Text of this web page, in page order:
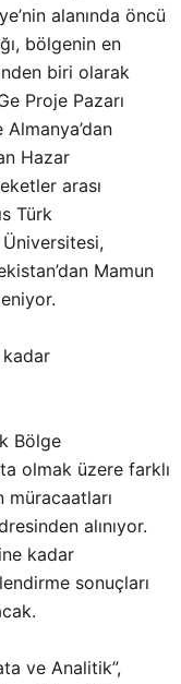
alanında öncü
bölgenin en
biri olarak
Proje Pazarı
Hazar
arası
Türk
Mamun
Bölge
olmak üzere farklı
müracaatları
alınıyor.
kadar
sonuçları
ve Analitik”,